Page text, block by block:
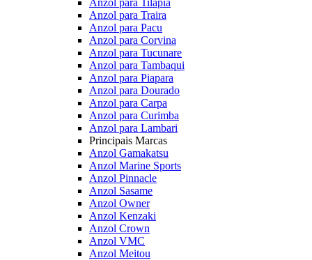
Anzol para Tilapia
Anzol para Traira
Anzol para Pacu
Anzol para Corvina
Anzol para Tucunare
Anzol para Tambaqui
Anzol para Piapara
Anzol para Dourado
Anzol para Carpa
Anzol para Curimba
Anzol para Lambari
Principais Marcas
Anzol Gamakatsu
Anzol Marine Sports
Anzol Pinnacle
Anzol Sasame
Anzol Owner
Anzol Kenzaki
Anzol Crown
Anzol VMC
Anzol Meitou